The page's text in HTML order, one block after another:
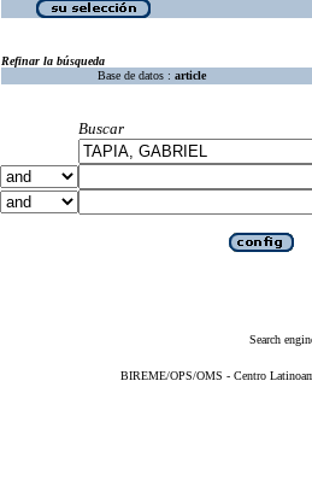
Refinar la búsqueda
Base de datos : article
Buscar
Search
BIREME/OPS/OMS - Centro